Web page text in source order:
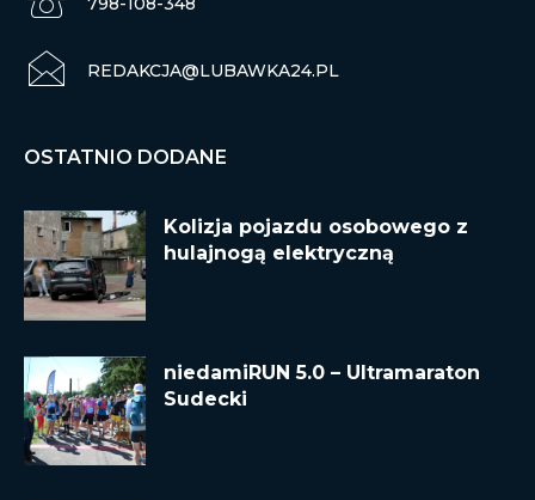
REDAKCJA@LUBAWKA24.PL
OSTATNIO DODANE
Kolizja pojazdu osobowego z
hulajnogą elektryczną
niedamiRUN 5.0 – Ultramaraton
Sudecki